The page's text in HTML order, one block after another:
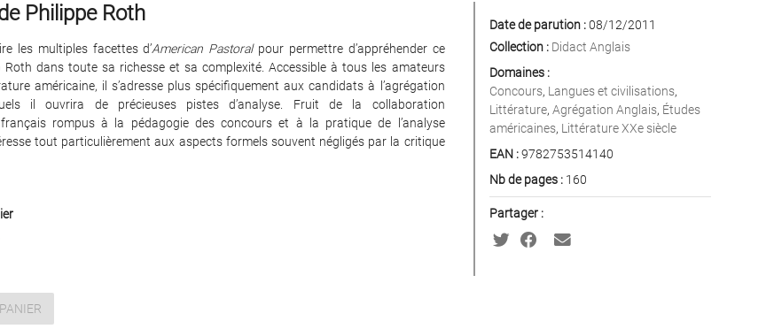
Philippe Roth
les multiples facettes d’American Pastoralpour permettre d’appréhender ce
Roth dans toute sa richesse et sa complexité. Accessible à tous les amateurs
américaine, il s’adresse plus spécifiquement aux candidats à l’agrégation
il ouvrira de précieuses pistes d’analyse. Fruit de la collaboration
français rompus à la pédagogie des concours et à la pratique de l’analyse
tout particulièrement aux aspects formels souvent négligés par la critique
Date de parution :08/12/2011
Collection : Didact Anglais
Domaines :
Concours, Langues et civilisations,
Littérature, Agrégation Anglais, Études
américaines, Littérature XXe siècle
EAN :9782753514140
Nb de pages :160
Partager :